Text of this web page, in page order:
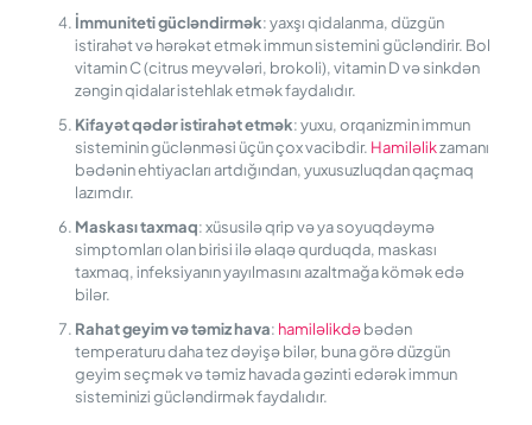
İmmuniteti gücləndirmək: yaxşı qidalanma, düzgün
istirahət və hərəkət etmək immun sistemini gücləndirir. Bol
vitamin C (citrus meyvələri, brokoli), vitamin D və sinkdən
zəngin qidalar istehlak etmək faydalıdır.
Kifayət qədər istirahət etmək: yuxu, orqanizmin immun
sisteminin güclənməsi üçün çox vacibdir. Hamiləlikzamanı
bədənin ehtiyacları artdığından, yuxusuzluqdan qaçmaq
lazımdır.
Maskası taxmaq: xüsusilə qrip və ya soyuqdəymə
simptomları olan birisi ilə əlaqə qurduqda, maskası
taxmaq, infeksiyanın yayılmasını azaltmağa kömək edə
bilər.
Rahat geyim və təmiz hava: hamiləlikdəbədən
temperaturu daha tez dəyişə bilər, buna görə düzgün
geyim seçmək və təmiz havada gəzinti edərək immun
sisteminizi gücləndirmək faydalıdır.